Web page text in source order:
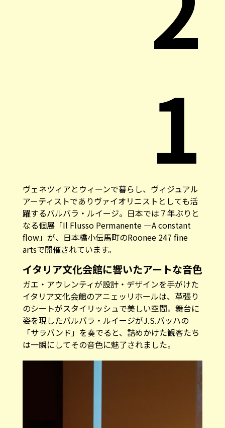
1
ヴェネツィアとウィーンで暮らし、ヴィジュアル
アーティストでありヴァイオリニストとしても活
躍するバルバラ・ルイージ。日本では７年ぶりと
なる個展「Il Flusso Permanente ―A constant
flow」が、日本橋小伝馬町のRoonee 247 fine
artsで開催されています。
イタリア文化会館に響いたアートな音色
ガエ・アウレンティが設計・デザインを手がけた
イタリア文化会館のアニェッリホールは、革張り
のシートがスタイリッシュで美しい空間。舞台に
姿を現したバルバラ・ルイージがJ.S.バッハの
「サラバンド」を奏でると、詰めかけた観客たち
は一瞬にしてその音色に魅了されました。